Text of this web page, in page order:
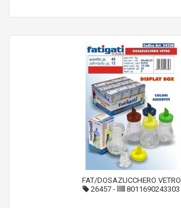
FAT/DOSAZUCCHERO VETRO
26457 - 8011690243303